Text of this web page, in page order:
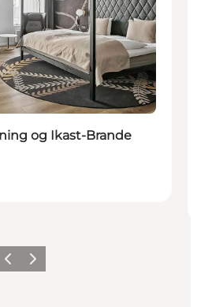
og Ikast-Brande
ForrigeNeste